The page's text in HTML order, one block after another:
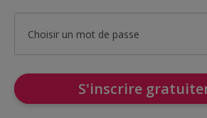
Choisir un mot de passe
S'inscrire